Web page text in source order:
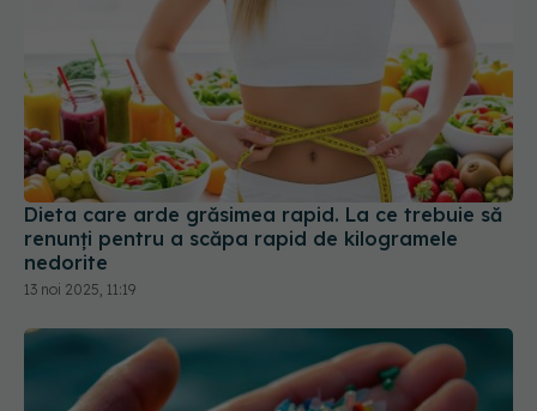
Dieta care arde grăsimea rapid. La ce trebuie să
renunți pentru a scăpa rapid de kilogramele
nedorite
13 noi 2025, 11:19